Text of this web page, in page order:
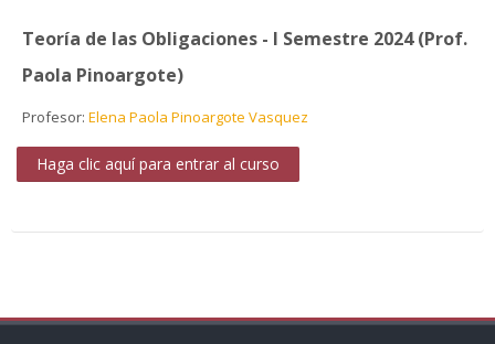
Teoría de las Obligaciones - I Semestre 2024 (Prof.
Paola Pinoargote)
Profesor: Elena Paola Pinoargote Vasquez
Haga clic aquí para entrar al curso